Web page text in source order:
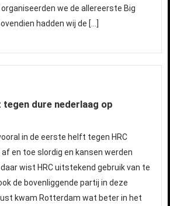
organiseerden we de allereerste Big
hadden wij de […]
dure nederlaag op
in de eerste helft tegen HRC
af en toe slordig en kansen werden
wist HRC uitstekend gebruik van te
de bovenliggende partij in deze
kwam Rotterdam wat beter in het